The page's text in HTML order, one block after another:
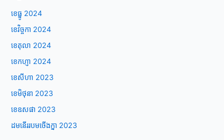
ខេធ្នូ 2024
ខេវិច្ចកា 2024
ខេតុលា 2024
ខេកហ្ញា 2024
ខេសីហា 2023
ខេមិថុនា 2023
ខេឧសផា 2023
ដមនើររបមចើងក្នា 2023